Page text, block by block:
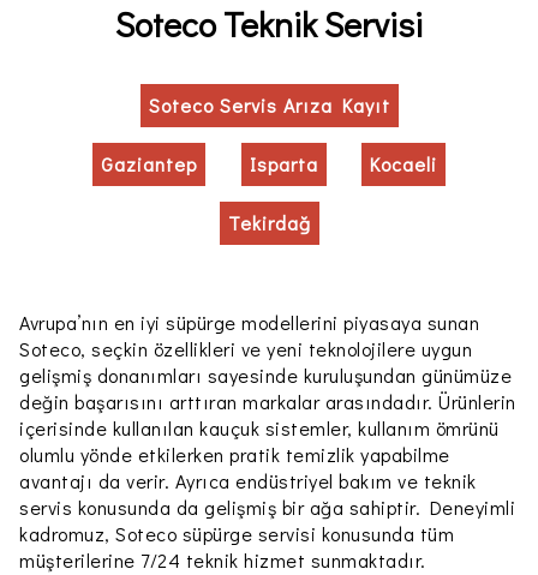
Soteco Teknik Servisi
Soteco Servis Arıza Kayıt
Gaziantep Isparta Kocaeli
Tekirdağ
Avrupa’nın en iyi süpürge modellerini piyasaya sunan
Soteco, seçkin özellikleri ve yeni teknolojilere uygun
gelişmiş donanımları sayesinde kuruluşundan günümüze
değin başarısını arttıran markalar arasındadır. Ürünlerin
içerisinde kullanılan kauçuk sistemler, kullanım ömrünü
olumlu yönde etkilerken pratik temizlik yapabilme
avantajı da verir. Ayrıca endüstriyel bakım ve teknik
servis konusunda da gelişmiş bir ağa sahiptir. Deneyimli
kadromuz, Soteco süpürge servisi konusunda tüm
müşterilerine 7/24 teknik hizmet sunmaktadır.